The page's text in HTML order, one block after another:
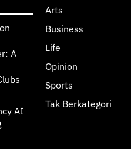
A
AI
Arts
Business
Life
Opinion
Sports
Tak Berkategori